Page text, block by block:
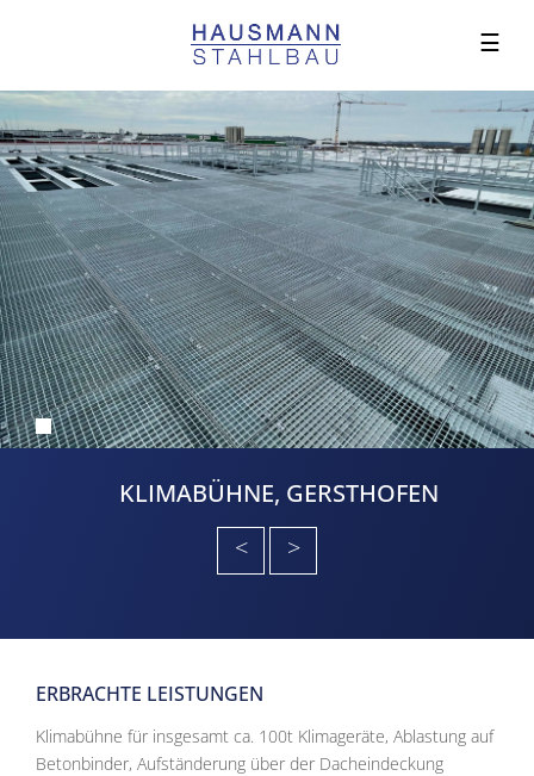
☰
KLIMABÜHNE, GERSTHOFEN
<
>
ERBRACHTE LEISTUNGEN
Klimabühne für insgesamt ca. 100t Klimageräte, Ablastung auf
Betonbinder, Aufständerung über der Dacheindeckung